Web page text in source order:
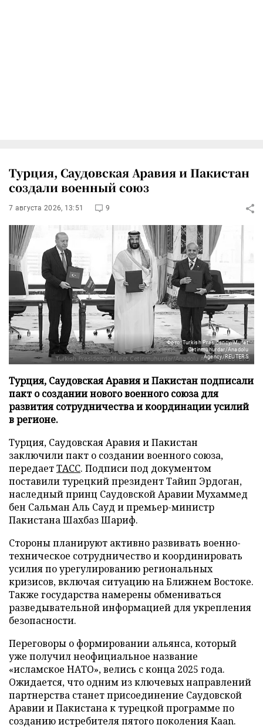
Турция, Саудовская Аравия и Пакистан
создали военный союз
7 августа 2026, 13:51 9
Фото: Turkish Presidency/Murat
Cetinmuhurdar/Anadolu
Agency/REUTERS
Турция, Саудовская Аравия и Пакистан подписали
пакт о создании нового военного союза для
развития сотрудничества и координации усилий
в регионе.
Турция, Саудовская Аравия и Пакистан
заключили пакт о создании военного союза,
передаетТАСС. Подписи под документом
поставили турецкий президент Тайип Эрдоган,
наследный принц Саудовской Аравии Мухаммед
бен Сальман Аль Сауд и премьер-министр
Пакистана Шахбаз Шариф.
Стороны планируют активно развивать военно-
техническое сотрудничество и координировать
усилия по урегулированию региональных
кризисов, включая ситуацию на Ближнем Востоке.
Также государства намерены обмениваться
разведывательной информацией для укрепления
безопасности.
Переговоры о формировании альянса, который
уже получил неофициальное название
«исламское НАТО», велись с конца 2025 года.
Ожидается, что одним из ключевых направлений
партнерства станет присоединение Саудовской
Аравии и Пакистана к турецкой программе по
созданию истребителя пятого поколения Kaan.